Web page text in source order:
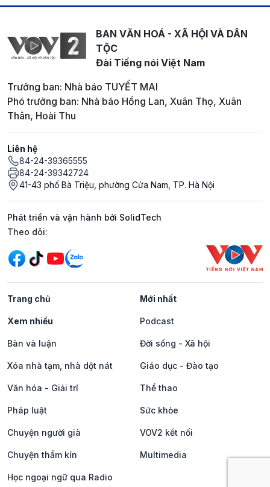
BAN VĂN HOÁ - XÃ HỘI VÀ DÂN
TỘC
Đài Tiếng nói Việt Nam
Trưởng ban: Nhà báo TUYẾT MAI
Phó trưởng ban: Nhà báo Hồng Lan, Xuân Thọ, Xuân
Thân, Hoài Thu
Liên hệ
84-24-39365555
84-24-39342724
41-43 phố Bà Triệu, phường Cửa Nam, TP. Hà Nội
Phát triển và vận hành bởi SolidTech
Mạng xã hội
Theo dõi:
Trang chủ Mới nhất
Xem nhiều Podcast
Bàn và luận Đời sống - Xã hội
Xóa nhà tạm, nhà dột nát Giáo dục - Đào tạo
Văn hóa - Giải trí Thể thao
Pháp luật Sức khỏe
Chuyện người già VOV2 kết nối
Chuyện thầm kín Multimedia
Học ngoại ngữ qua Radio